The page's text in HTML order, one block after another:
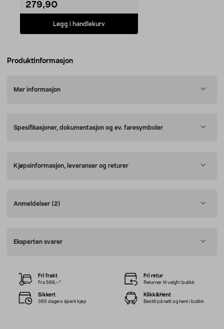
279,90
Legg i handlekurv
Produktinformasjon
Mer informasjon
Spesifikasjoner, dokumentasjon og ev. faresymboler
Kjøpsinformasjon, leveranser og returer
Anmeldelser (2)
Eksperten svarer
Fri frakt
Fra 599,–*
Fri retur
Returner til valgfri butikk
Sikkert
365 dagers åpent kjøp
Klikk&Hent
Bestill på nett og hent i butikk